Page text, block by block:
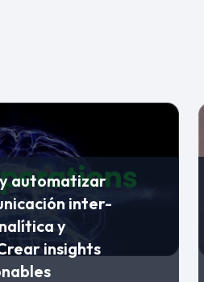
automatizar
inter-
y
insights